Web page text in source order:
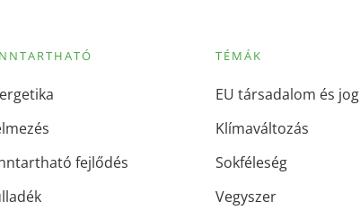
fejlődés
TÉMÁK
EU társadalom és jog
Klímaváltozás
Sokféleség
Vegyszer